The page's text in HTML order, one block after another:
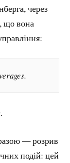
через
що вона
— розрив
подій: цей